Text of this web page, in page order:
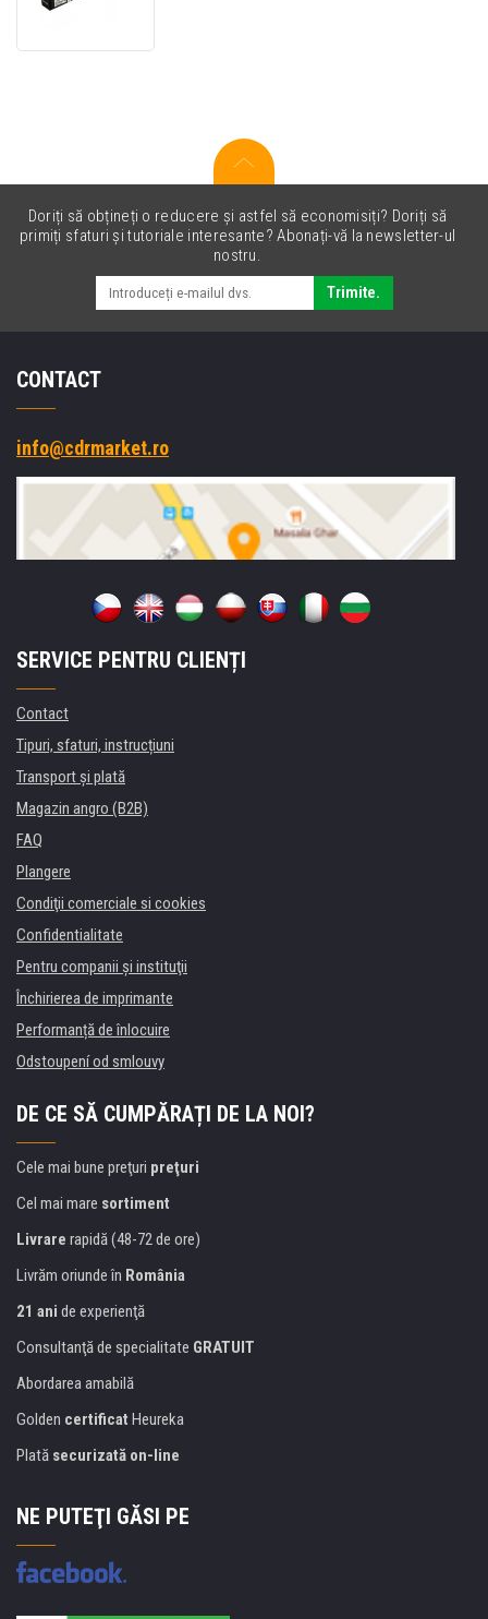
unitate
Doriți să obțineți o reducere și astfel să economisiți? Doriți să
primiți sfaturi și tutoriale interesante? Abonați-vă la newsletter-ul
nostru.
Trimite.
CONTACT
info@cdrmarket.ro
SERVICE PENTRU CLIENȚI
Contact
Tipuri, sfaturi, instrucțiuni
Transport şi plată
Magazin angro (B2B)
FAQ
Plangere
Condiţii comerciale si cookies
Confidentialitate
Pentru companii și instituţii
Închirierea de imprimante
Performanță de înlocuire
Odstoupení od smlouvy
DE CE SĂ CUMPĂRAȚI DE LA NOI?
Cele mai bune preţuri preţuri
Cel mai mare sortiment
Livrare rapidă (48-72 de ore)
Livrăm oriunde în România
21 ani de experienţă
Consultanţă de specialitate GRATUIT
Abordarea amabilă
Golden certificat Heureka
Plată securizată on-line
NE PUTEŢI GĂSI PE